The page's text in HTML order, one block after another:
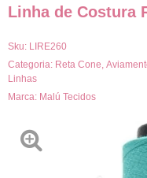
Linha de Costura
Sku: LIRE260
Categoria: Reta Cone
Linhas
Marca: Malú Tecidos